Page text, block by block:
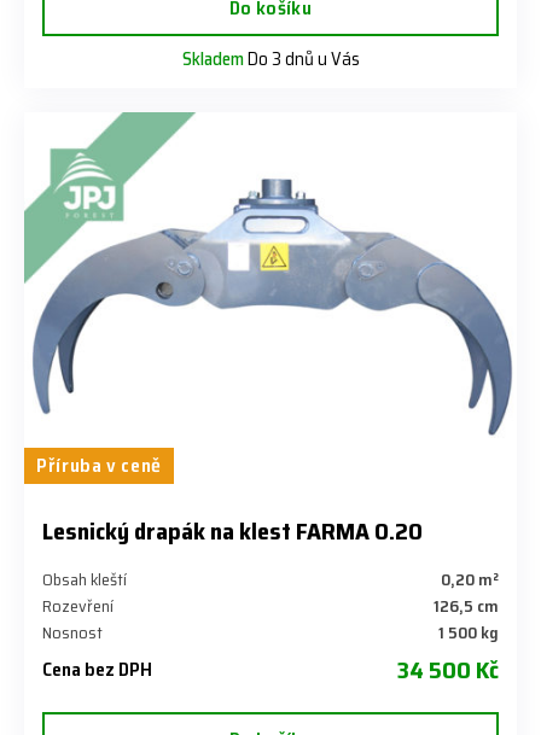
Do košíku
SklademDo 3 dnů u Vás
Příruba v ceně
Lesnický drapák na klest FARMA 0.20
Obsah kleští
0,20 m²
Rozevření
126,5 cm
Nosnost
1 500 kg
Cena bez DPH 34 500 Kč